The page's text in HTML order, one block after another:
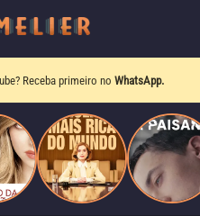
Receba primeiro no WhatsApp.